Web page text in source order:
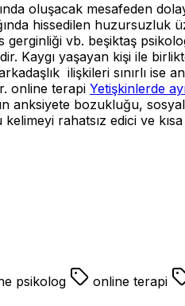
oluşacak mesafeden
hissedilen huzursuzluk
gerginliği vb. beşiktaş
Kaygı yaşayan kişi ile
ilişkileri sınırlı ise
online terapi Yetişkinlerde
anksiyete bozukluğu,
rahatsız edici ve
psikolog online terapi